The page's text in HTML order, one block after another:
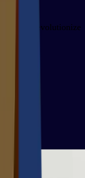
to revolutionize